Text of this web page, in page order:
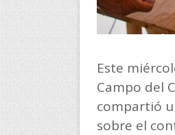
Este
Campo del
compartió
sobre el